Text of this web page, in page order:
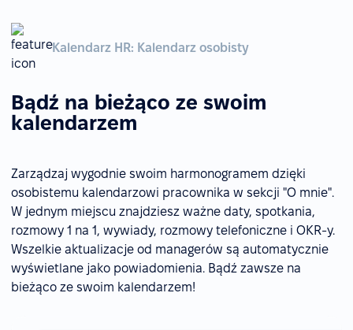
Kalendarz HR: Kalendarz osobisty
Bądź na bieżąco ze swoim
kalendarzem
Zarządzaj wygodnie swoim harmonogramem dzięki
osobistemu kalendarzowi pracownika w sekcji "O mnie".
W jednym miejscu znajdziesz ważne daty, spotkania,
rozmowy 1 na 1, wywiady, rozmowy telefoniczne i OKR-y.
Wszelkie aktualizacje od managerów są automatycznie
wyświetlane jako powiadomienia. Bądź zawsze na
bieżąco ze swoim kalendarzem!